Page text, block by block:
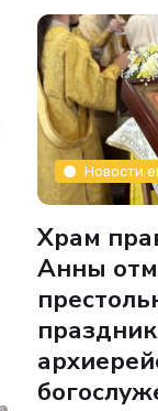
Новости
Храм
Анны
праздник